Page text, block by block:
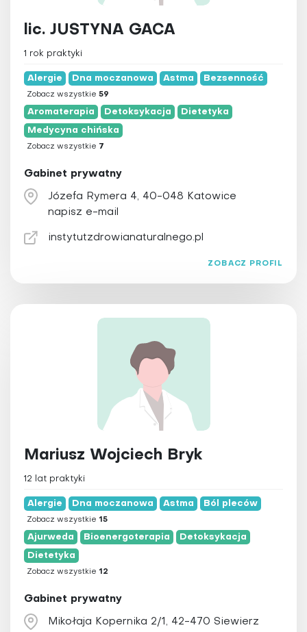
Detoksykacja
Dietetyka
Fizjoterapia
Hipnoza
Hirudoterapia
Holistyczna stomatologia
Homeopatia
Irydologia
Igłoterapia sucha
Joga
Medycyna chińska
Medycyna funkcjonalna
Medycyna integracyjna
Medycyna Tyberańska
Naturopatia
Osteopatia
Ozonoterapia
Pilates
Pinoterapia
Plazmoterapia
Qigong
Refleksologia
mazowieckie
dolnośląskie
lubuskie
łódzkie
małopolskie
opolskie
pomorskie
lic. JUSTYNA GACA
1 rok praktyki
Alergie Dna moczanowa Astma Bezsenność
Zobacz wszystkie 59
Aromaterapia Detoksykacja Dietetyka
Medycyna chińska
Zobacz wszystkie 7
Gabinet prywatny
Józefa Rymera 4, 40-048 Katowice
napisz e-mail
instytutzdrowianaturalnego.pl
ZOBACZ PROFIL
Mariusz Wojciech Bryk
12 lat praktyki
Alergie Dna moczanowa Astma Ból pleców
Zobacz wszystkie 15
Ajurweda Bioenergoterapia Detoksykacja
Dietetyka
Zobacz wszystkie 12
Gabinet prywatny
Mikołaja Kopernika 2/1, 42-470 Siewierz